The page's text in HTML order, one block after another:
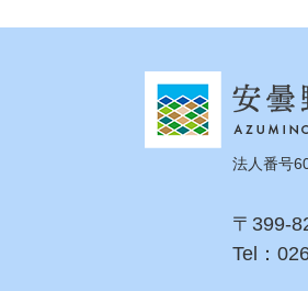
法人番号
〒399-
Tel：